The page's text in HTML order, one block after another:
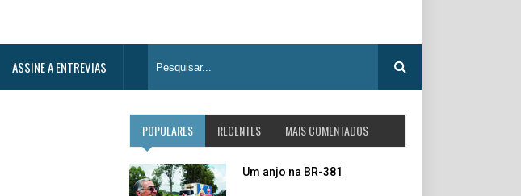
ASSINE A ENTREVIAS
POPULARES RECENTES MAIS COMENTADOS
Um anjo na BR-381